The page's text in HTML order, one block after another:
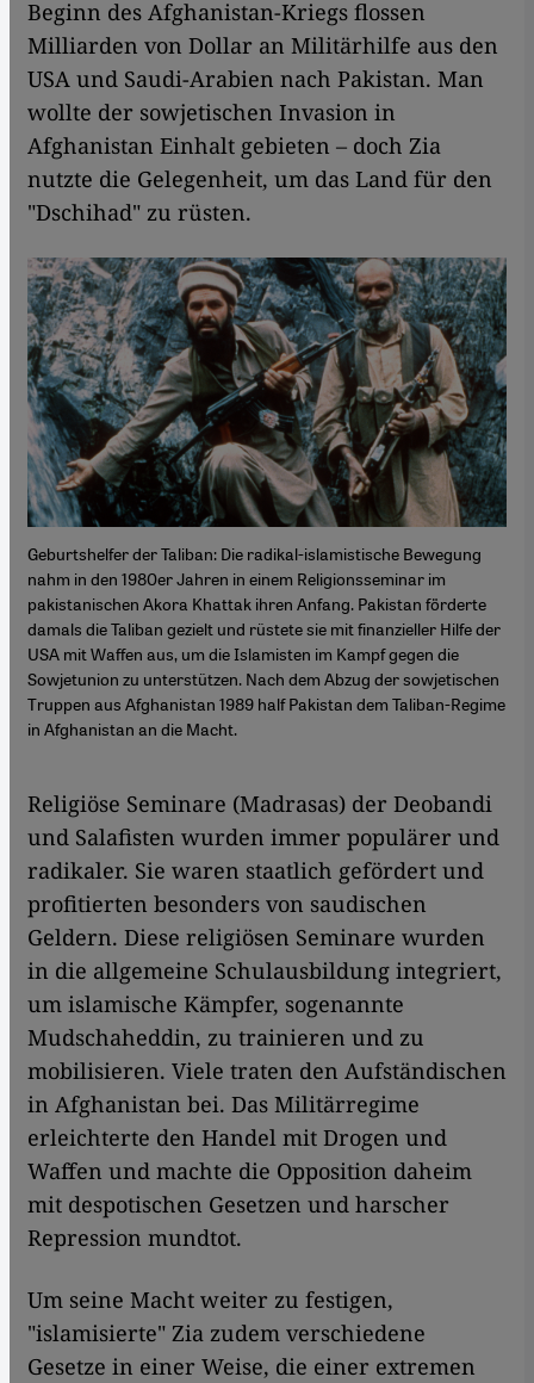
Beginn des Afghanistan-Kriegs flossen
Milliarden von Dollar an Militärhilfe aus den
USA und Saudi-Arabien nach Pakistan. Man
wollte der sowjetischen Invasion in
Afghanistan Einhalt gebieten – doch Zia
nutzte die Gelegenheit, um das Land für den
"Dschihad" zu rüsten.
Geburtshelfer der Taliban: Die radikal-islamistische Bewegung
nahm in den 1980er Jahren in einem Religionsseminar im
pakistanischen Akora Khattak ihren Anfang. Pakistan förderte
damals die Taliban gezielt und rüstete sie mit finanzieller Hilfe der
USA mit Waffen aus, um die Islamisten im Kampf gegen die
Sowjetunion zu unterstützen. Nach dem Abzug der sowjetischen
Truppen aus Afghanistan 1989 half Pakistan dem Taliban-Regime
in Afghanistan an die Macht.
Religiöse Seminare (Madrasas) der Deobandi
und Salafisten wurden immer populärer und
radikaler. Sie waren staatlich gefördert und
profitierten besonders von saudischen
Geldern. Diese religiösen Seminare wurden
in die allgemeine Schulausbildung integriert,
um islamische Kämpfer, sogenannte
Mudschaheddin, zu trainieren und zu
mobilisieren. Viele traten den Aufständischen
in Afghanistan bei. Das Militärregime
erleichterte den Handel mit Drogen und
Waffen und machte die Opposition daheim
mit despotischen Gesetzen und harscher
Repression mundtot.
Um seine Macht weiter zu festigen,
"islamisierte" Zia zudem verschiedene
Gesetze in einer Weise, die einer extremen